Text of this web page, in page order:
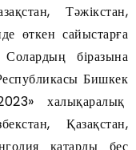
Тәжікстан,
өткен сайыстарға
біразына
Бишкек
халықаралық
Қазақстан,